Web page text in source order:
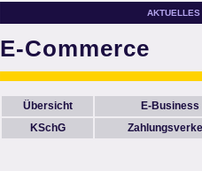
AKTUELLES
E-Commerce
Übersicht
E-Business
KSchG